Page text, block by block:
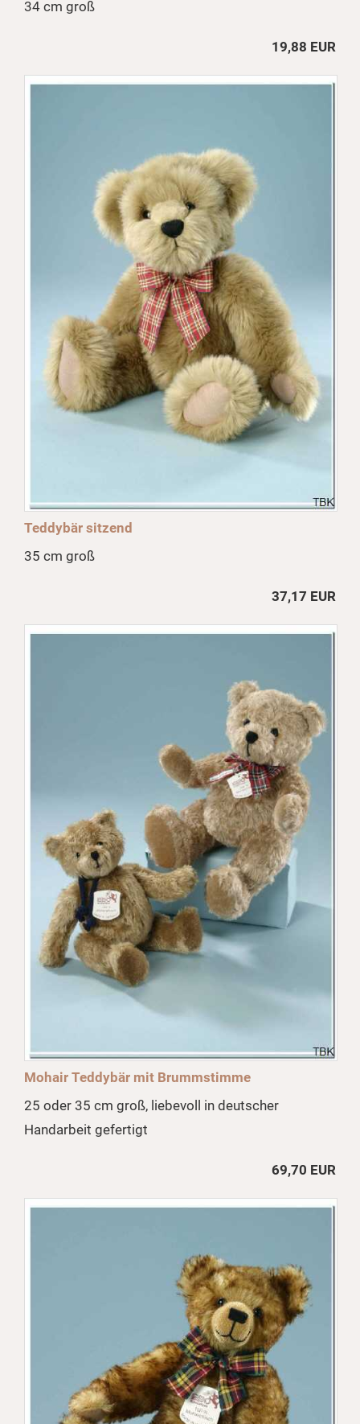
34 cm groß
19,88 EUR
Teddybär sitzend
35 cm groß
37,17 EUR
Mohair Teddybär mit Brummstimme
25 oder 35 cm groß, liebevoll in deutscher
Handarbeit gefertigt
69,70 EUR